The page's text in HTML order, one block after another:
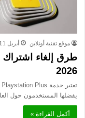
موقع تقنية أونلاين أبريل 11, 2024
2026
يفضلها المستخدمون حول
أكمل القراءة »